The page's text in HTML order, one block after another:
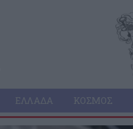
ΕΛΛΆΔΑ ΚΌΣΜΟΣ